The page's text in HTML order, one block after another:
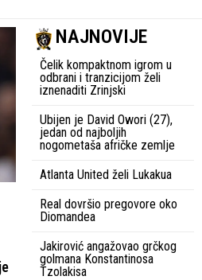
NAJNOVIJE
Čelik kompaktnom igrom u
odbrani i tranzicijom želi
iznenaditi Zrinjski
Ubijen je David Owori (27),
jedan od najboljih
nogometaša afričke zemlje
Atlanta United želi Lukakua
Real dovršio pregovore oko
Diomandea
Jakirović angažovao grčkog
golmana Konstantinosa
Tzolakisa